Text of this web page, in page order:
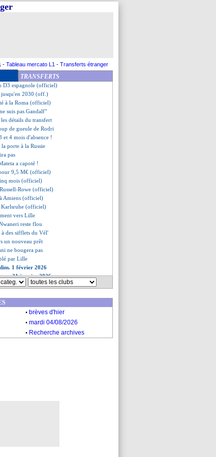
- Tableau mercato L1 - Transferts étranger
TRANSFERTS
Beye s'explique
(officiel)
de retrouver l'OM
(officiel)
D3 espagnole (officiel)
jusqu'en 2030 (off.)
à la Roma (officiel)
suis pas Gandalf"
détails du transfert
de gueule de Rodri
et 4 mois d'absence !
porte à la Russie
pas
a capoté !
9,5 M€ (officiel)
mois (officiel)
Rowe (officiel)
Amiens (officiel)
Karlsruhe (officiel)
vers Lille
reste flou
à des sifflets du Vél'
un nouveau prêt
ne bougera pas
par Lille
1 février 2026
31 janvier 2026
. brèves d'hier
. mardi 04/08/2026
. Recherche archives